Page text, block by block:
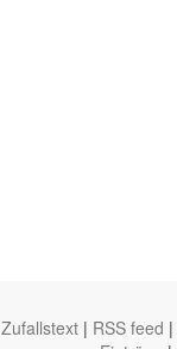
Zufallstext | RSS feed |